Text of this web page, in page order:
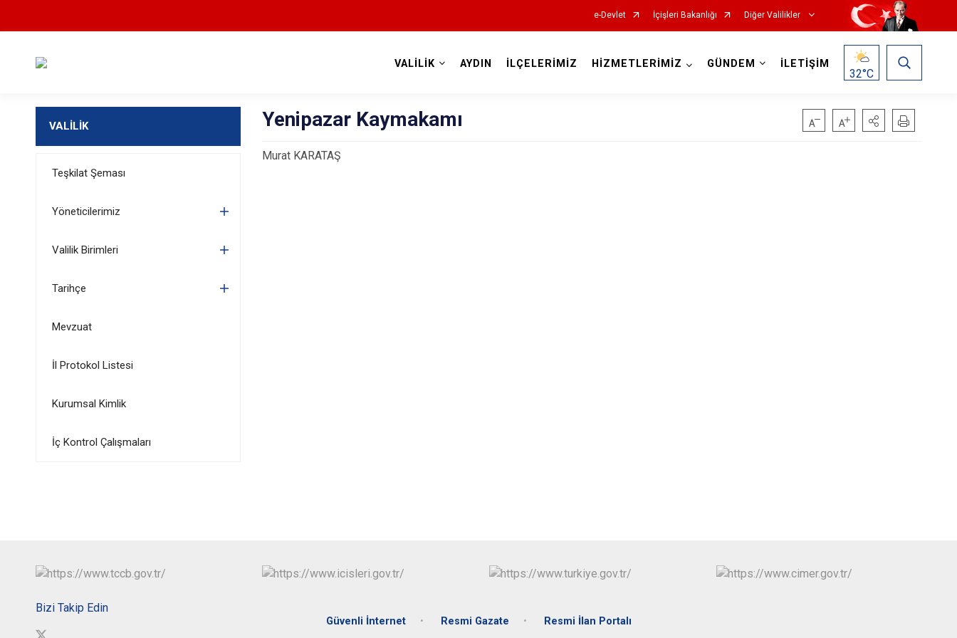
e-Devlet İçişleri Bakanlığı Diğer Valilikler
VALİLİK AYDIN İLÇELERİMİZ HİZMETLERİMİZ GÜNDEM İLETİŞİM
32°C
VALİLİK
Teşkilat Şeması
Yöneticilerimiz
Valilik Birimleri
Tarihçe
Mevzuat
İl Protokol Listesi
Kurumsal Kimlik
İç Kontrol Çalışmaları
Yenipazar Kaymakamı
Murat KARATAŞ
Bizi Takip Edin
Güvenli İnternet Resmi Gazate Resmi İlan Portalı